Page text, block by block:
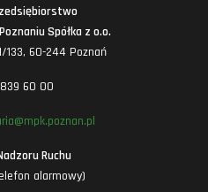
Spółka z o.o.
133, 60-244 Poznań
60 00
Ruchu
alarmowy)